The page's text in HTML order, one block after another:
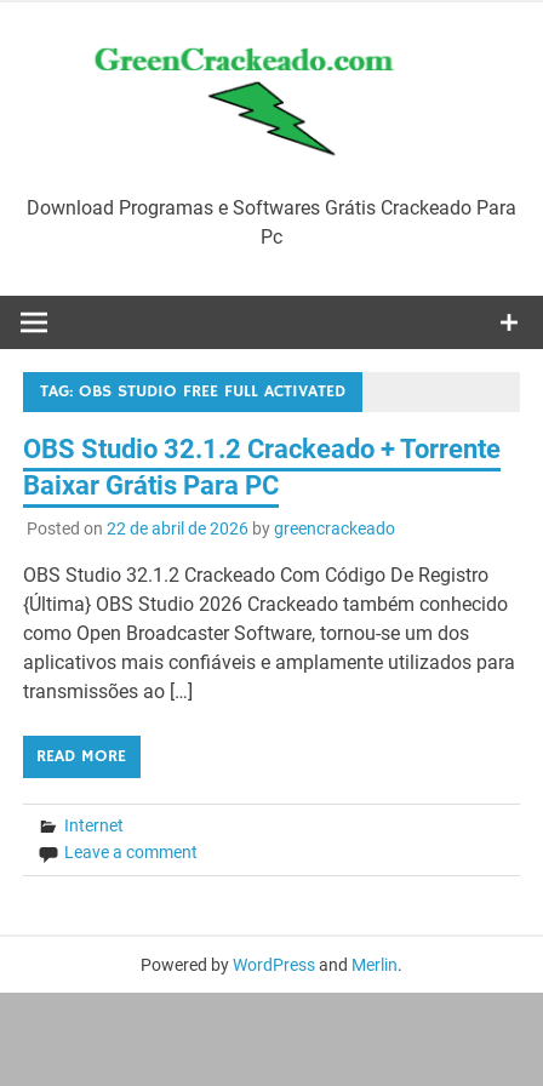
Download Programas e Softwares Grátis Crackeado Para
Pc
TAG:OBS STUDIO FREE FULL ACTIVATED
OBS Studio 32.1.2 Crackeado + Torrente
Baixar Grátis Para PC
Posted on 22 de abril de 2026bygreencrackeado
OBS Studio 32.1.2 Crackeado Com Código De Registro
{Última} OBS Studio 2026 Crackeado também conhecido
como Open Broadcaster Software, tornou-se um dos
aplicativos mais confiáveis ​​e amplamente utilizados para
transmissões ao […]
READ MORE
Internet
Leave a comment
Powered byWordPressand Merlin.